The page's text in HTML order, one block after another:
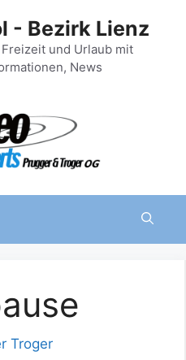
- Bezirk Lienz
und Urlaub mit
News
Troger